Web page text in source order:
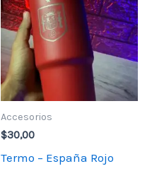
Accesorios
$30,00
Termo – España Rojo